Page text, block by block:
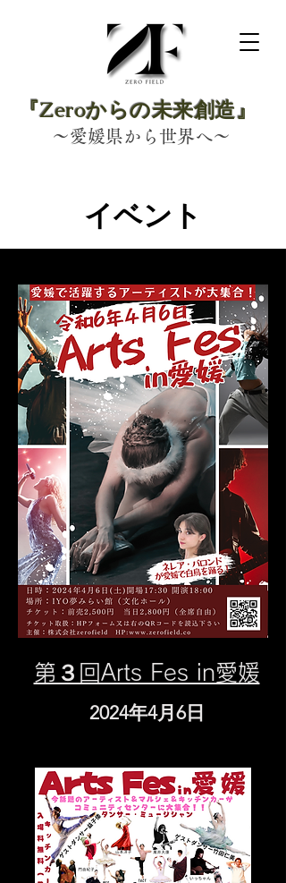
～愛媛県から世界へ～
『Zeroからの未来創造』
​イベント
第３回Arts Fes in愛媛
2024年4月6日